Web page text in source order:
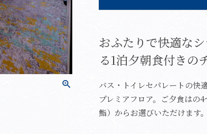
おふたりで快適な
る1泊夕朝食付きの
バス・トイレセパレートの快
プレミアフロア。ご夕食はの
鮨）からお選びいただけます。